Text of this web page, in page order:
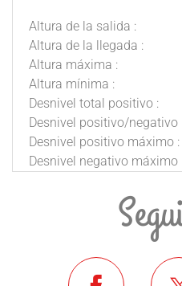
Altura de la salida :
Altura de la llegada :
Altura máxima :
Altura mínima :
Desnivel total positivo :
Desnivel positivo/negativo
Desnivel positivo máximo :
Desnivel negativo máximo